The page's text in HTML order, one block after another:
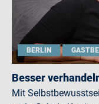
BERLIN
Besser
Mit